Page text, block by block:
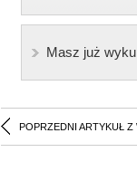
Masz już
POPRZEDNI ARTYKUŁ Z